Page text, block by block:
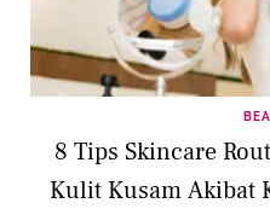
8 Tips Skincare
Kulit Kusam Akibat